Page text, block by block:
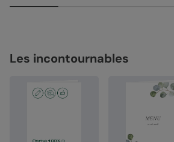
faire 100% français.
Les incontournables